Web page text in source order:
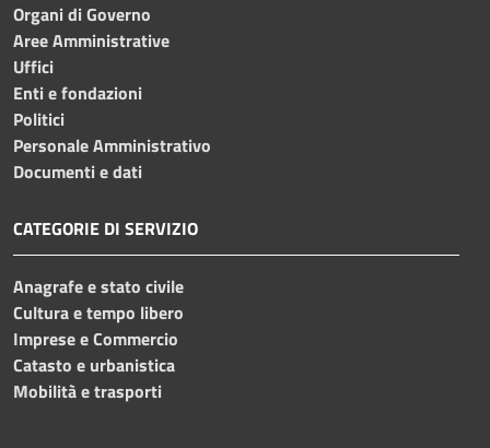
Organi di Governo
Aree Amministrative
Uffici
Enti e fondazioni
Politici
Personale Amministrativo
Documenti e dati
CATEGORIE DI SERVIZIO
Anagrafe e stato civile
Cultura e tempo libero
Imprese e Commercio
Catasto e urbanistica
Mobilità e trasporti